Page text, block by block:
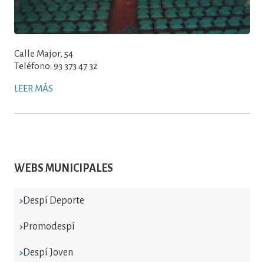
WEBS MUNICIPALES
Despí Deporte
Promodespí
Despí Joven
Calle Major, 54
Teléfono: 93 373 47 32
LEER MÁS